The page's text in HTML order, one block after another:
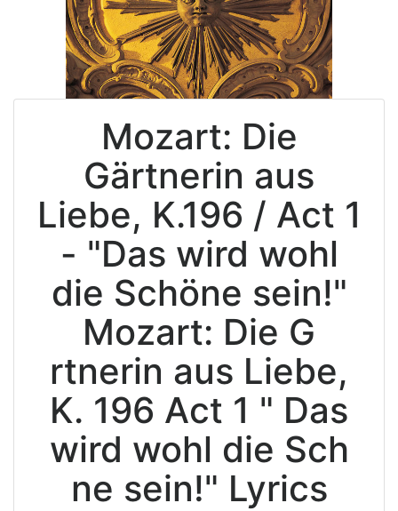
Mozart: Die
Gärtnerin aus
Liebe, K.196 / Act 1
- "Das wird wohl
die Schöne sein!"
Mozart: Die G
rtnerin aus Liebe,
K. 196 Act 1 " Das
wird wohl die Sch
ne sein!" Lyrics